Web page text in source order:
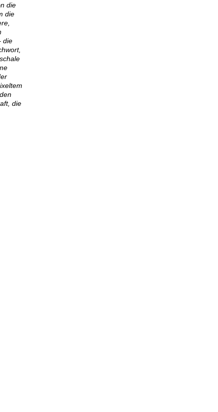
die
die
die
die